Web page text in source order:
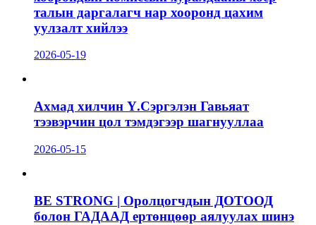
талын даргалагч нар хооронд цахим
уулзалт хийлээ
2026-05-19
Ахмад хилчин Ү.Сэргэлэн Гавьяат
тээвэрчин цол тэмдэгээр шагнууллаа
2026-05-15
BE STRONG | Оролцогчдын ДОТООД
болон ГАДААД ертөнцөөр аялуулах шинэ